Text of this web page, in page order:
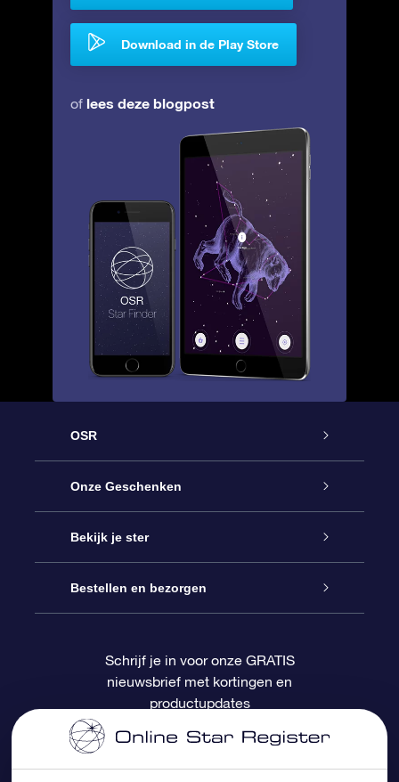
Download in de Play Store
of lees deze blogpost
OSR
Service
Contact
Blog
OSR Recensies
Onze Geschenken
Online Star Gift
OSR Cadeaupakket
OSR Cadeaukaart
Relatiegeschenken
Bekijk je ster
Sterrenregister
Gepersonaliseerde sterrenpagina
One Million Stars
Bestellen en bezorgen
Betalingsinformatie
Verzendinformatie
Schrijf je in voor onze GRATIS
nieuwsbrief met kortingen en
productupdates